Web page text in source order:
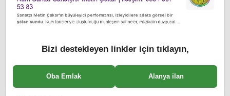
Bizi destekleyen linkler için tıklayın,
Oba Emlak Alanya ilan